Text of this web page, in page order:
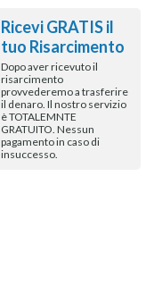
Ricevi GRATIS il
tuo Risarcimento
Dopo aver ricevuto il
risarcimento
provvederemo a trasferire
il denaro. Il nostro servizio
è TOTALEMNTE
GRATUITO. Nessun
pagamento in caso di
insuccesso.